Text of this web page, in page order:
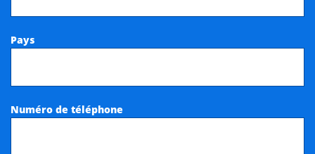
Pays
Numéro de téléphone